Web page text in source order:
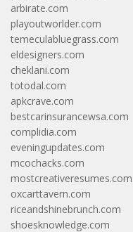
arbirate.com
playoutworlder.com
temeculabluegrass.com
eldesigners.com
cheklani.com
totodal.com
apkcrave.com
bestcarinsurancewsa.com
complidia.com
eveningupdates.com
mcochacks.com
mostcreativeresumes.com
oxcarttavern.com
riceandshinebrunch.com
shoesknowledge.com